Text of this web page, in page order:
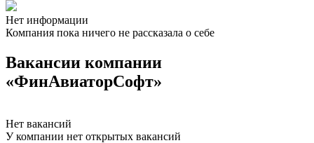
Нет информации
Компания пока ничего не рассказала о себе
Вакансии компании
«ФинАвиаторСофт»
Нет вакансий
У компании нет открытых вакансий